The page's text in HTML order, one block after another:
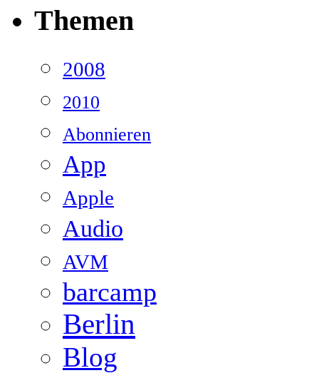
Themen
2008
2010
Abonnieren
App
Apple
Audio
AVM
barcamp
Berlin
Blog